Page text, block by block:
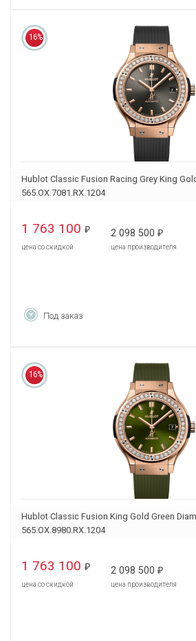
16%
Hublot Classic Fusion Racing Grey King
565.OX.7081.RX.1204
1 763 100 ₽
цена со скидкой
2 098 500 ₽
цена производителя
Под заказ
16%
Hublot Classic Fusion King Gold Green
565.OX.8980.RX.1204
1 763 100 ₽
цена со скидкой
2 098 500 ₽
цена производителя